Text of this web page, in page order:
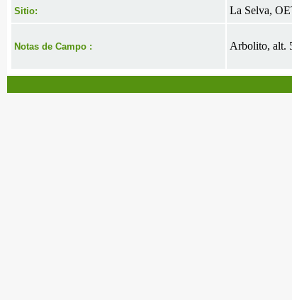
Sitio: La Selva,
Notas de Campo : Arbolito, alt.